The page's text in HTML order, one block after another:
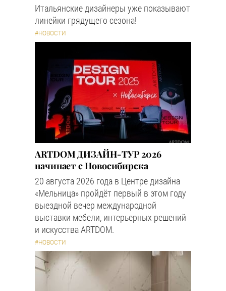
Итальянские дизайнеры уже показывают
линейки грядущего сезона!
#НОВОСТИ
ARTDOM ДИЗАЙН-ТУР 2026
начинает с Новосибирска
20 августа 2026 года в Центре дизайна
«Мельница» пройдёт первый в этом году
выездной вечер международной
выставки мебели, интерьерных решений
и искусства ARTDOM.
#НОВОСТИ